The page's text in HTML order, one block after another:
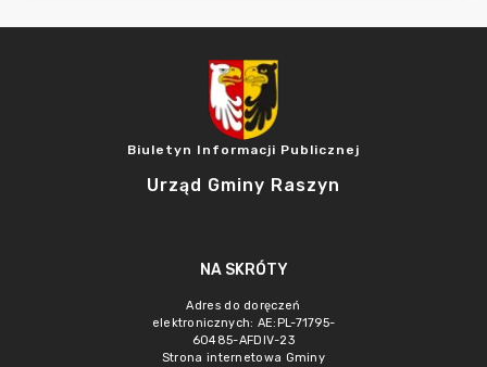
Biuletyn Informacji Publicznej
Urząd Gminy Raszyn
NA SKRÓTY
Adres do doręczeń
elektronicznych: AE:PL-71795-
60485-AFDIV-23
Strona internetowa Gminy